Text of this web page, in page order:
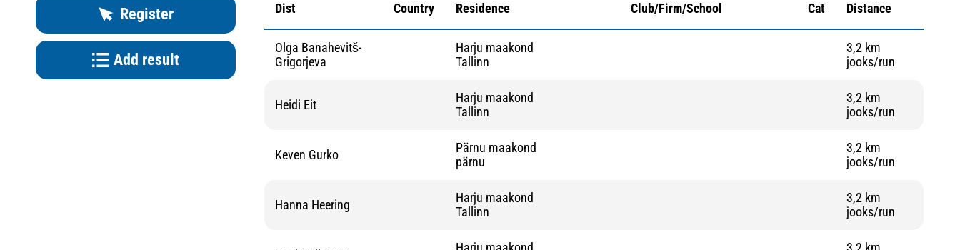
Register
Add result
Dist Country Residence Club/Firm/School Cat Distance
Olga Banahevitš-
Grigorjeva
Harju maakond
Tallinn
3,2 km
jooks/run
Heidi Eit
Harju maakond
Tallinn
3,2 km
jooks/run
Keven Gurko
Pärnu maakond
pärnu
3,2 km
jooks/run
Hanna Heering
Harju maakond
Tallinn
3,2 km
jooks/run